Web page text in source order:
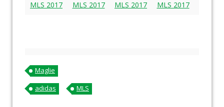
Maglie
adidas
MLS